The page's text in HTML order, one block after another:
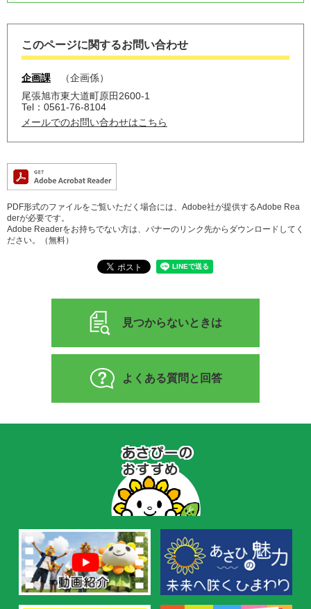
このページに関するお問い合わせ
企画課
企画係
尾張旭市東大道町原田2600-1
Tel：0561-76-8104
メールでのお問い合わせはこちら
PDF形式のファイルをご覧いただく場合には、Adobe社が提供するAdobe Rea
derが必要です。
Adobe Readerをお持ちでない方は、バナーのリンク先からダウンロードしてく
ださい。（無料）
見つからないときは
よくある質問と回答
の
お
す
め